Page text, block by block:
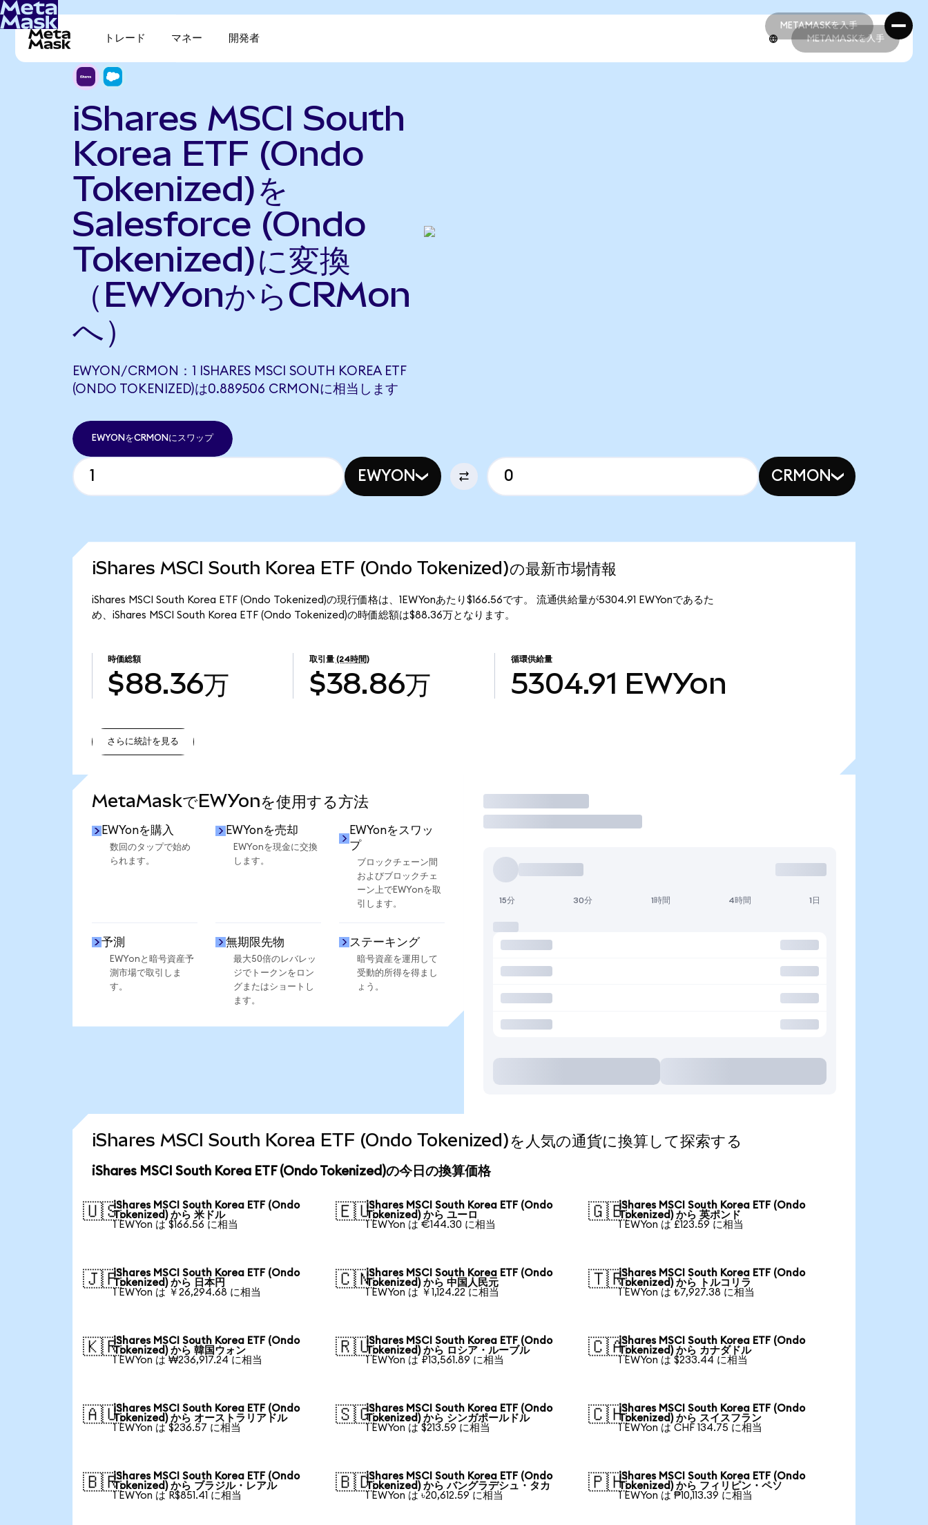
METAMASKを入手
METAMASKを入手
トレード マネー 開発者 METAMASKを入手
iShares MSCI South
Korea ETF (Ondo
Tokenized)を
Salesforce (Ondo
Tokenized)に変換
（EWYonからCRMon
へ）
EWYON/CRMON：1 ISHARES MSCI SOUTH KOREA ETF
(ONDO TOKENIZED)は0.889506 CRMONに相当します
EWYONをCRMONにスワップ
EWYON CRMON
iShares MSCI South Korea ETF (Ondo Tokenized)の最新市場情報
iShares MSCI South Korea ETF (Ondo Tokenized)の現行価格は、1EWYonあたり$166.56です。 流通供給量が5304.91 EWYonであるた
め、iShares MSCI South Korea ETF (Ondo Tokenized)の時価総額は$88.36万となります。
時価総額
$88.36万
取引量 (24時間)
$38.86万
循環供給量
5304.91 EWYon
さらに統計を見る
MetaMaskでEWYonを使用する方法
EWYonを購入
数回のタップで始め
られます。
EWYonを売却
EWYonを現金に交換
します。
EWYonをスワッ
プ
ブロックチェーン間
およびブロックチェ
ーン上でEWYonを取
引します。
予測
EWYonと暗号資産予
測市場で取引しま
す。
無期限先物
最大50倍のレバレッ
ジでトークンをロン
グまたはショートし
ます。
ステーキング
暗号資産を運用して
受動的所得を得まし
ょう。
取引
15分 30分 1時間 4時間 1日
iShares MSCI South Korea ETF (Ondo Tokenized)を人気の通貨に換算して探索する
iShares MSCI South Korea ETF (Ondo Tokenized)の今日の換算価格
🇺🇸iShares MSCI South Korea ETF (Ondo
Tokenized) から 米ドル
1 EWYon は $166.56 に相当
🇪🇺iShares MSCI South Korea ETF (Ondo
Tokenized) から ユーロ
1 EWYon は €144.30 に相当
🇬🇧iShares MSCI South Korea ETF (Ondo
Tokenized) から 英ポンド
1 EWYon は £123.59 に相当
🇯🇵iShares MSCI South Korea ETF (Ondo
Tokenized) から 日本円
1 EWYon は ￥26,294.68 に相当
🇨🇳iShares MSCI South Korea ETF (Ondo
Tokenized) から 中国人民元
1 EWYon は ￥1,124.22 に相当
🇹🇷iShares MSCI South Korea ETF (Ondo
Tokenized) から トルコリラ
1 EWYon は ₺7,927.38 に相当
🇰🇷iShares MSCI South Korea ETF (Ondo
Tokenized) から 韓国ウォン
1 EWYon は ₩236,917.24 に相当
🇷🇺iShares MSCI South Korea ETF (Ondo
Tokenized) から ロシア・ルーブル
1 EWYon は ₽13,561.89 に相当
🇨🇦iShares MSCI South Korea ETF (Ondo
Tokenized) から カナダドル
1 EWYon は $233.44 に相当
🇦🇺iShares MSCI South Korea ETF (Ondo
Tokenized) から オーストラリアドル
1 EWYon は $236.57 に相当
🇸🇬iShares MSCI South Korea ETF (Ondo
Tokenized) から シンガポールドル
1 EWYon は $213.59 に相当
🇨🇭iShares MSCI South Korea ETF (Ondo
Tokenized) から スイスフラン
1 EWYon は CHF 134.75 に相当
🇧🇷iShares MSCI South Korea ETF (Ondo
Tokenized) から ブラジル・レアル
1 EWYon は R$851.41 に相当
🇧🇩iShares MSCI South Korea ETF (Ondo
Tokenized) から バングラデシュ・タカ
1 EWYon は ৳20,612.59 に相当
🇵🇭iShares MSCI South Korea ETF (Ondo
Tokenized) から フィリピン・ペソ
1 EWYon は ₱10,113.39 に相当